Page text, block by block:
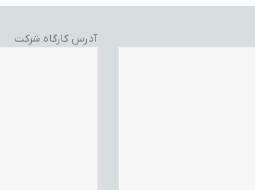
آدرس کارگاه شرکت